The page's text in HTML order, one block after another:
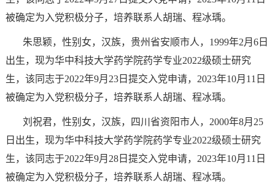
被确定为入党积极分子，培养联系人胡瑞、程冰瑀。
朱思颖，性别女，汉族，贵州省安顺市人， 1999年2月 6日
出生，现为华中科技大学药学院药学专业2022级硕士研究
生，该同志于2022年9月 23日提交入党申请， 2023年10月 11 日
被确定为入党积极分子，培养联系人胡瑞、程冰瑀。
刘祝君，性别女，汉族，四川省资阳市人， 2000年8月 25
日出生，现为华中科技大学药学院药学专业2022级硕士研究
生，该同志于2022年9月 28日提交入党申请， 2023年10月 11 日
被确定为入党积极分子，培养联系人胡瑞、程冰瑀。